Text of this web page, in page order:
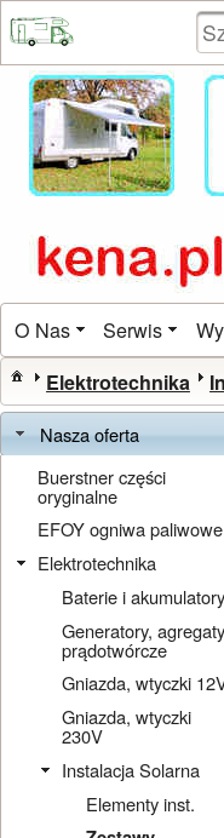
O Nas Serwis
Elektrotechnika
Nasza oferta
Buerstner części
oryginalne
EFOY ogniwa paliwowe
Elektrotechnika
Baterie i akumulatory
Generatory, agregaty
prądotwórcze
Gniazda, wtyczki
Gniazda, wtyczki
230V
Instalacja Solarna
Elementy inst.